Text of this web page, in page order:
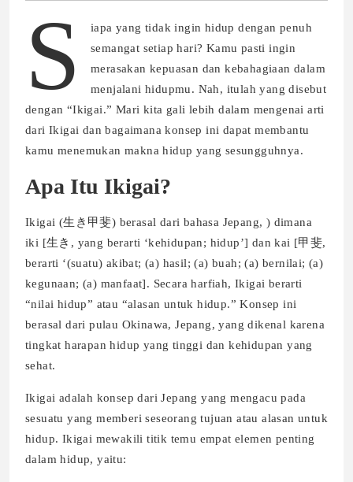
S
iapa yang tidak ingin hidup dengan penuh
semangat setiap hari? Kamu pasti ingin
merasakan kepuasan dan kebahagiaan dalam
menjalani hidupmu. Nah, itulah yang disebut
dengan “Ikigai.” Mari kita gali lebih dalam mengenai arti
dari Ikigai dan bagaimana konsep ini dapat membantu
kamu menemukan makna hidup yang sesungguhnya.
Apa Itu Ikigai?
Ikigai (生き甲斐) berasal dari bahasa Jepang, ) dimana
iki [生き, yang berarti ‘kehidupan; hidup’] dan kai [甲斐,
berarti ‘(suatu) akibat; (a) hasil; (a) buah; (a) bernilai; (a)
kegunaan; (a) manfaat]. Secara harfiah, Ikigai berarti
“nilai hidup” atau “alasan untuk hidup.” Konsep ini
berasal dari pulau Okinawa, Jepang, yang dikenal karena
tingkat harapan hidup yang tinggi dan kehidupan yang
sehat.
Ikigai adalah konsep dari Jepang yang mengacu pada
sesuatu yang memberi seseorang tujuan atau alasan untuk
hidup. Ikigai mewakili titik temu empat elemen penting
dalam hidup, yaitu: